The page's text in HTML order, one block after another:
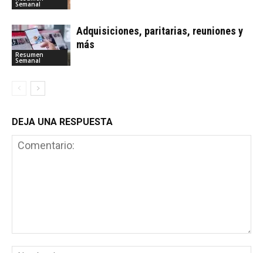
Semanal
Resumen
Semanal
Adquisiciones, paritarias, reuniones y
más
DEJA UNA RESPUESTA